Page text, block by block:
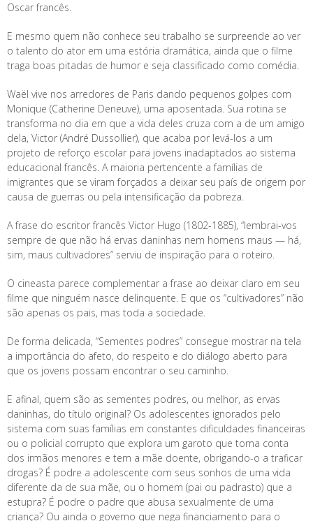
Oscar francês.
E mesmo quem não conhece seu trabalho se surpreende ao ver
o talento do ator em uma estória dramática, ainda que o filme
traga boas pitadas de humor e seja classificado como comédia.
Waël vive nos arredores de Paris dando pequenos golpes com
Monique (Catherine Deneuve), uma aposentada. Sua rotina se
transforma no dia em que a vida deles cruza com a de um amigo
dela, Victor (André Dussollier), que acaba por levá-los a um
projeto de reforço escolar para jovens inadaptados ao sistema
educacional francês. A maioria pertencente a famílias de
imigrantes que se viram forçados a deixar seu país de origem por
causa de guerras ou pela intensificação da pobreza.
A frase do escritor francês Victor Hugo (1802-1885), “lembrai-vos
sempre de que não há ervas daninhas nem homens maus — há,
sim, maus cultivadores” serviu de inspiração para o roteiro.
O cineasta parece complementar a frase ao deixar claro em seu
filme que ninguém nasce delinquente. E que os “cultivadores” não
são apenas os pais, mas toda a sociedade.
De forma delicada, “Sementes podres” consegue mostrar na tela
a importância do afeto, do respeito e do diálogo aberto para
que os jovens possam encontrar o seu caminho.
E afinal, quem são as sementes podres, ou melhor, as ervas
daninhas, do título original? Os adolescentes ignorados pelo
sistema com suas famílias em constantes dificuldades financeiras
ou o policial corrupto que explora um garoto que toma conta
dos irmãos menores e tem a mãe doente, obrigando-o a traficar
drogas? É podre a adolescente com seus sonhos de uma vida
diferente da de sua mãe, ou o homem (pai ou padrasto) que a
estupra? É podre o padre que abusa sexualmente de uma
criança? Ou ainda o governo que nega financiamento para o